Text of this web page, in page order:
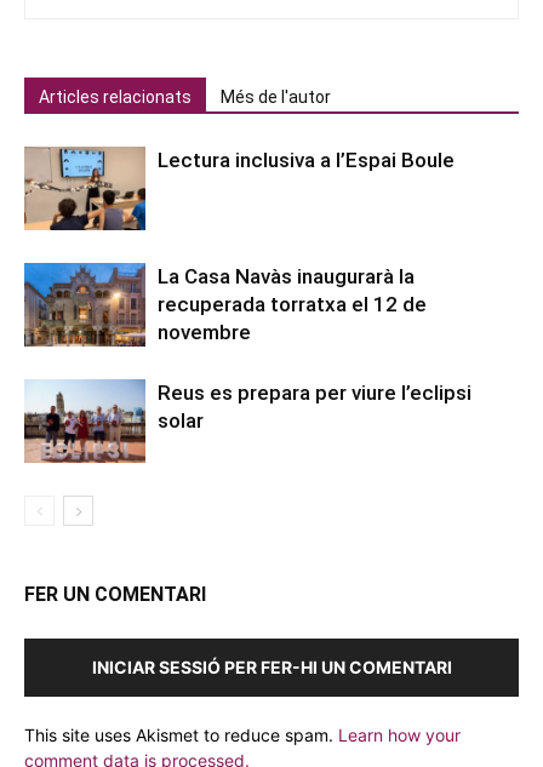
Articles relacionats Més de l'autor
Lectura inclusiva a l’Espai Boule
La Casa Navàs inaugurarà la
recuperada torratxa el 12 de
novembre
Reus es prepara per viure l’eclipsi
solar
FER UN COMENTARI
INICIAR SESSIÓ PER FER-HI UN COMENTARI
This site uses Akismet to reduce spam. Learn how your
comment data is processed.